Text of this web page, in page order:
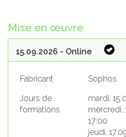
Mise en œuvre
15.09.2026 - Online
Fabricant
Sophos
Jours de
formations
mardi,
mercredi,
17:00
jeudi,